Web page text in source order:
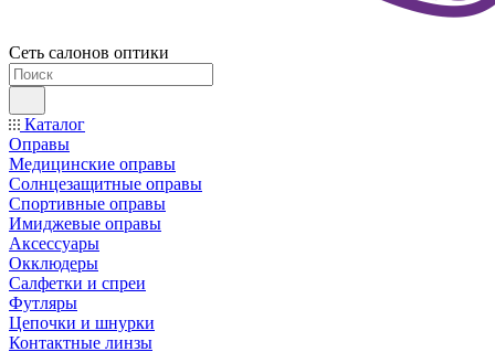
Сеть салонов оптики
Каталог
Оправы
Медицинские оправы
Солнцезащитные оправы
Спортивные оправы
Имиджевые оправы
Аксессуары
Окклюдеры
Салфетки и спреи
Футляры
Цепочки и шнурки
Контактные линзы